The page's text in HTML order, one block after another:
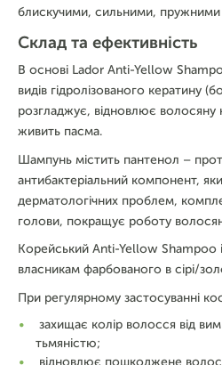
блискучими, сильними,
Склад та ефективність
В основі Lador Anti-Yellow
видів гідролізованого кератину
розгладжує, відновлює волосяну
живить пасма.
Шампунь містить пантенол –
антибактеріальний компонент,
дерматологічних проблем,
голови, покращує роботу
Корейський Anti-Yellow Shampoo
власникам фарбованого в сірі/
При регулярному застосуванні
захищає колір волосся від
тьмяністю;
відновлює пошкоджене